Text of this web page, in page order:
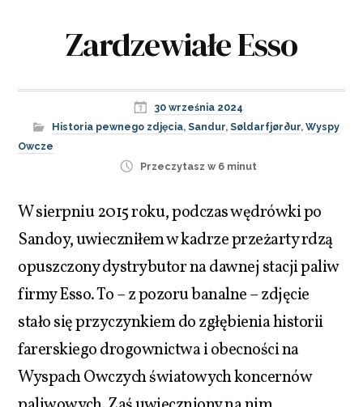
Zardzewiałe Esso
30 września 2024
Historia pewnego zdjęcia,Sandur,Søldarfjørður,Wyspy
Owcze
Przeczytasz w 6 minut
W sierpniu 2015 roku, podczas wędrówki po
Sandoy, uwieczniłem w kadrze przeżarty rdzą
opuszczony dystrybutor na dawnej stacji paliw
firmy Esso. To – z pozoru banalne – zdjęcie
stało się przyczynkiem do zgłębienia historii
farerskiego drogownictwa i obecności na
Wyspach Owczych światowych koncernów